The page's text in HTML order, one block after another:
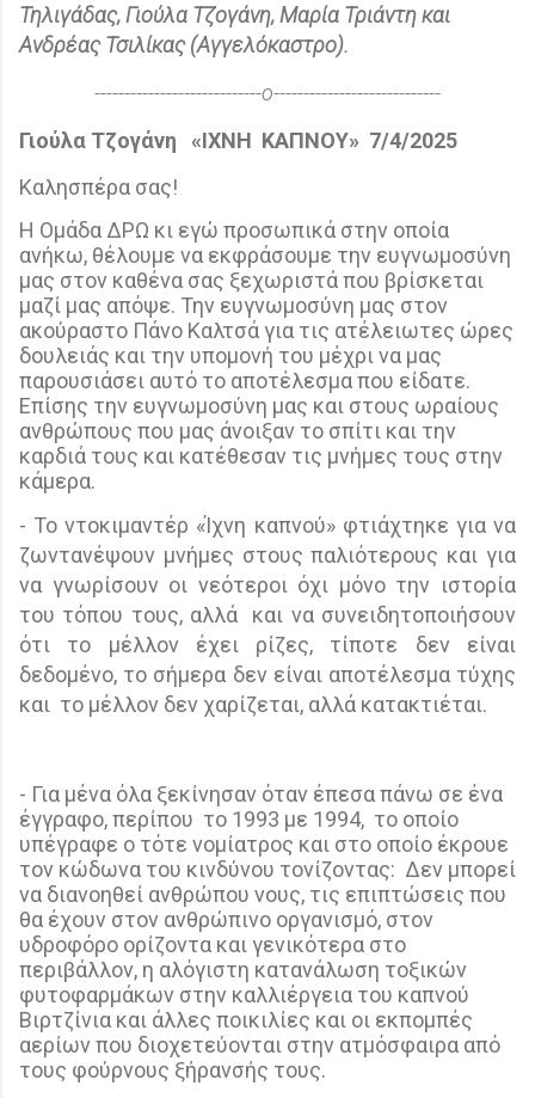
Τηλιγάδας, Γιούλα Τζογάνη, Μαρία Τριάντη και
Ανδρέας Τσιλίκας (Αγγελόκαστρο).
----------------------------ο----------------------------
Γιούλα Τζογάνη
«ΙΧΝΗ ΚΑΠΝΟΥ» 7/4/2025
Καλησπέρα σας!
Η Ομάδα ΔΡΩ κι εγώ προσωπικά στην οποία
ανήκω, θέλουμε να εκφράσουμε την ευγνωμοσύνη
μας στον καθένα σας ξεχωριστά που βρίσκεται
μαζί μας απόψε. Την ευγνωμοσύνη μας στον
ακούραστο Πάνο Καλτσά για τις ατέλειωτες ώρες
δουλειάς και την υπομονή του μέχρι να μας
παρουσιάσει αυτό το αποτέλεσμα που είδατε.
Επίσης την ευγνωμοσύνη μας και στους ωραίους
ανθρώπους που μας άνοιξαν το σπίτι και την
καρδιά τους και κατέθεσαν τις μνήμες τους στην
κάμερα.
- Το ντοκιμαντέρ «Ίχνη καπνού» φτιάχτηκε για να
ζωντανέψουν μνήμες στους παλιότερους και για
να γνωρίσουν οι νεότεροι όχι μόνο την ιστορία
του τόπου τους, αλλά
και να συνειδητοποιήσουν
ότι το μέλλον έχει ρίζες, τίποτε δεν είναι
δεδομένο, το σήμερα δεν είναι αποτέλεσμα τύχης
και το μέλλον δεν χαρίζεται, αλλά κατακτιέται.
- Για μένα όλα ξεκίνησαν όταν έπεσα πάνω σε ένα
έγγραφο, περίπου το 1993 με 1994, το οποίο
υπέγραφε ο τότε νομίατρος και στο οποίο έκρουε
τον κώδωνα του κινδύνου τονίζοντας: Δεν μπορεί
να διανοηθεί ανθρώπου νους, τις επιπτώσεις που
θα έχουν στον ανθρώπινο οργανισμό, στον
υδροφόρο ορίζοντα και γενικότερα στο
περιβάλλον, η αλόγιστη κατανάλωση τοξικών
φυτοφαρμάκων στην καλλιέργεια του καπνού
Βιρτζίνια και άλλες ποικιλίες και οι εκπομπές
αερίων που διοχετεύονται στην ατμόσφαιρα από
τους φούρνους ξήρανσής τους.